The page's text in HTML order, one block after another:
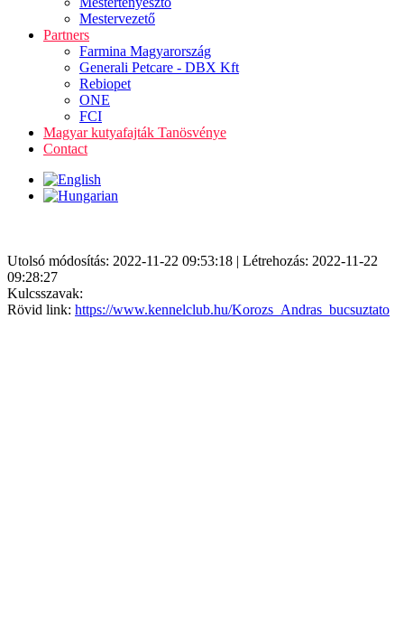
Mestervezető
Partners
Farmina Magyarország
Generali Petcare - DBX Kft
Rebiopet
ONE
FCI
Magyar kutyafajták Tanösvénye
Contact
Utolsó módosítás: 2022-11-22 09:53:18 | Létrehozás: 2022-11-22
09:28:27
Kulcsszavak:
Rövid link: https://www.kennelclub.hu/Korozs_Andras_bucsuztato